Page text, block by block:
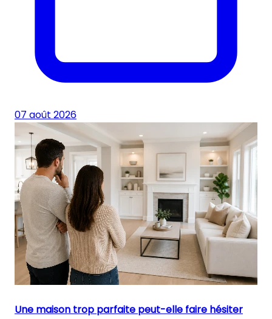
07 août 2026
Une maison trop parfaite peut-elle faire hésiter